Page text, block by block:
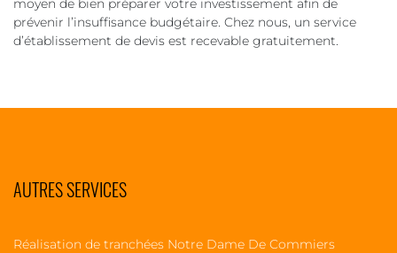
moyen de bien préparer votre investissement afin de
prévenir l’insuffisance budgétaire. Chez nous, un service
d’établissement de devis est recevable gratuitement.
AUTRES SERVICES
Réalisation de tranchées Notre Dame De Commiers